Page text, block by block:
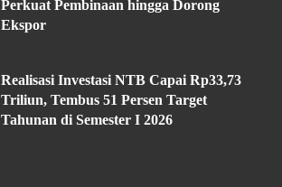
Perkuat Pembinaan hingga Dorong
Ekspor
Realisasi Investasi NTB Capai Rp33,73
Triliun, Tembus 51 Persen Target
Tahunan di Semester I 2026